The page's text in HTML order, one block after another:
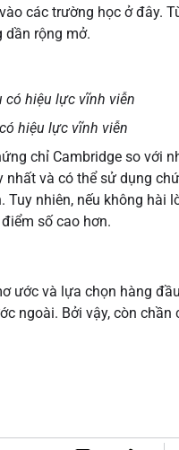
các trường học ở đây.
rộng mở.
hiệu lực vĩnh viễn
chỉ Cambridge so với
nhất và có thể sử dụng
nhiên, nếu không hài
số cao hơn.
ước và lựa chọn hàng
ngoài. Bởi vậy, còn chần